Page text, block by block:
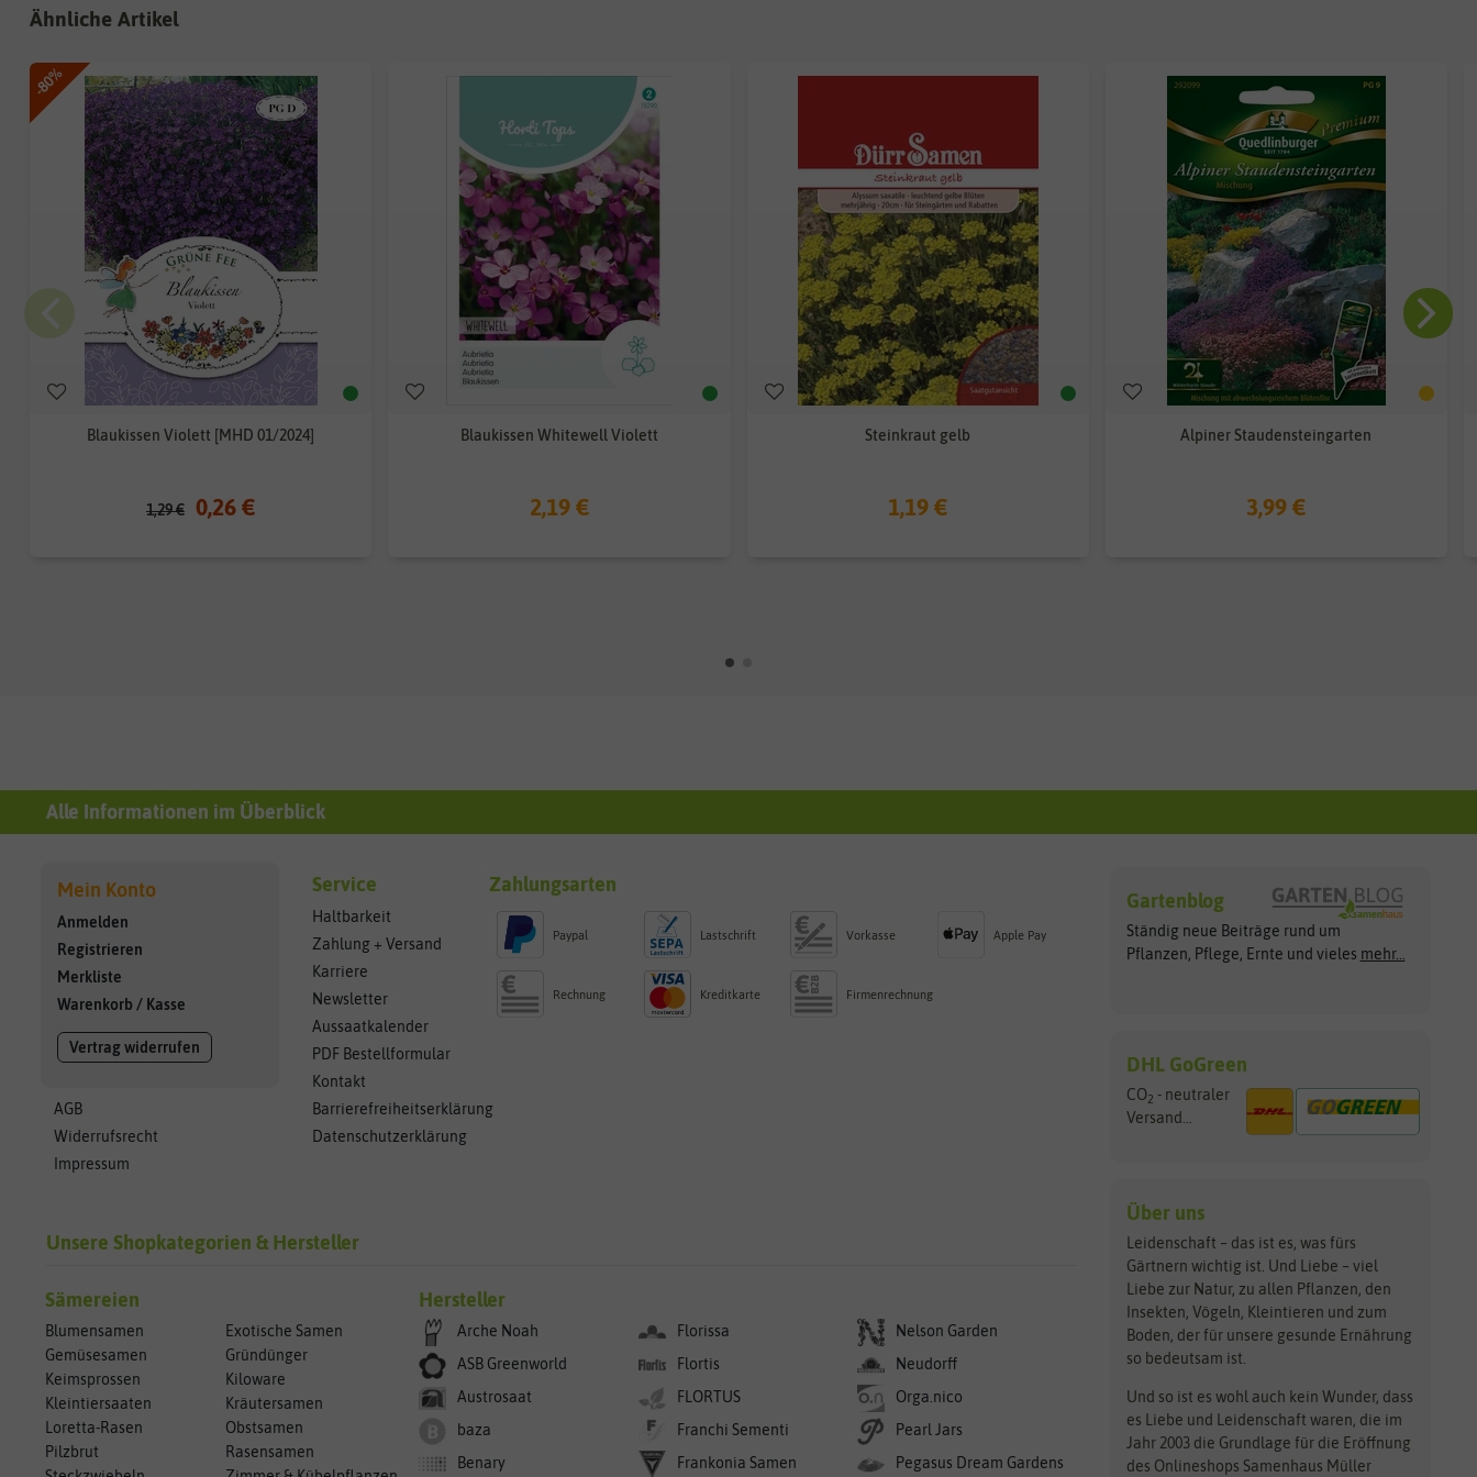
Ähnliche Artikel
-80%
Blaukissen Violett [MHD 01/2024]
1,29 € 0,26 €
Blaukissen Whitewell Violett
2,19 €
Steinkraut gelb
1,19 €
Alpiner Staudensteingarten
3,99 €
Alle Informationen im Überblick
Mein Konto
Anmelden
Registrieren
Merkliste
Warenkorb / Kasse
Vertrag widerrufen
AGB
Widerrufsrecht
Impressum
Service
Haltbarkeit
Zahlung + Versand
Karriere
Newsletter
Aussaatkalender
PDF Bestellformular
Kontakt
Barrierefreiheitserklärung
Datenschutzerklärung
Zahlungsarten
Paypal Lastschrift Vorkasse Apple Pay
Rechnung Kreditkarte Firmenrechnung
Unsere Shopkategorien & Hersteller
Sämereien
Blumensamen
Exotische Samen
Gemüsesamen
Gründünger
Keimsprossen
Kiloware
Kleintiersaaten
Kräutersamen
Loretta-Rasen
Obstsamen
Pilzbrut
Rasensamen
Hersteller
Arche Noah
ASB Greenworld
Austrosaat
baza
Benary
Florissa
Flortis
FLORTUS
Franchi Sementi
Frankonia Samen
Nelson Garden
Neudorff
Orga.nico
Pearl Jars
Pegasus Dream Gardens
Gartenblog
Ständig neue Beiträge rund um
Pflanzen, Pflege, Ernte und vieles mehr...
DHL GoGreen
CO2 - neutraler
Versand...
Über uns
Leidenschaft – das ist es, was fürs
Gärtnern wichtig ist. Und Liebe – viel
Liebe zur Natur, zu allen Pflanzen, den
Insekten, Vögeln, Kleintieren und zum
Boden, der für unsere gesunde Ernährung
so bedeutsam ist.
Und so ist es wohl auch kein Wunder, dass
es Liebe und Leidenschaft waren, die im
Jahr 2003 die Grundlage für die Eröffnung
des Onlineshops Samenhaus Müller